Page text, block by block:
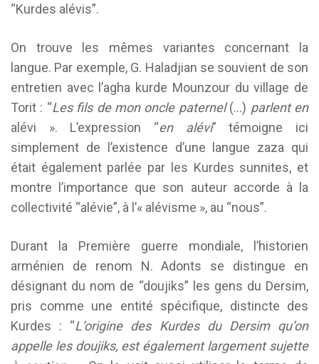
“Kurdes alévis”.
On trouve les mêmes variantes concernant la
langue. Par exemple, G. Haladjian se souvient de son
entretien avec l’agha kurde Mounzour du village de
Torit : “Les fils de mon oncle paternel(…) parlent en
alévi ». L’expression “en alévi” témoigne ici
simplement de l’existence d’une langue zaza qui
était également parlée par les Kurdes sunnites, et
montre l’importance que son auteur accorde à la
collectivité “alévie”, à l’« alévisme », au “nous”.
Durant la Première guerre mondiale, l’historien
arménien de renom N. Adonts se distingue en
désignant du nom de “doujiks” les gens du Dersim,
pris comme une entité spécifique, distincte des
Kurdes : “L’origine des Kurdes du Dersim qu’on
appelle les doujiks, est également largement sujette